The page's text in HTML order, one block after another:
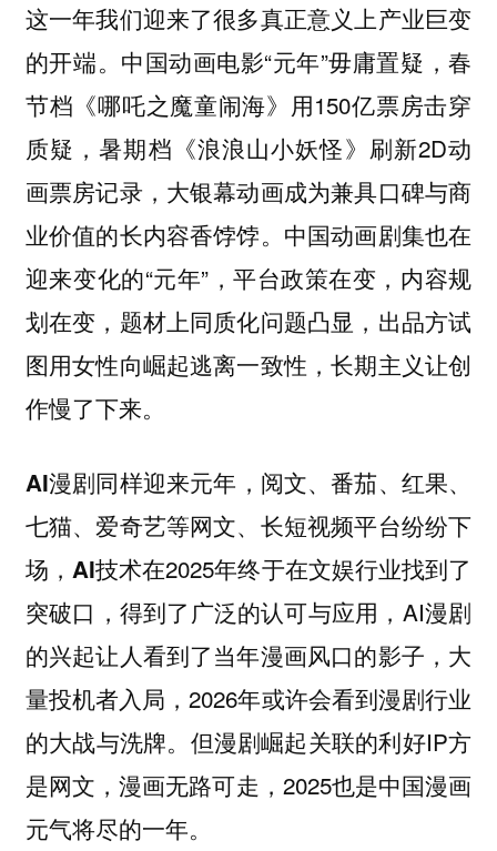
这一年我们迎来了很多真正意义上产业巨变
的开端。 中国动画电影“元年”毋庸置疑，春
节档《哪吒之魔童闹海》用150亿票房击穿
质疑，暑期档《浪浪山小妖怪》刷新2D动
画票房记录，大银幕动画成为兼具口碑与商
业价值的长内容香饽饽。 中国动画剧集也在
迎来变化的“元年”，平台政策在变，内容规
划在变，题材上同质化问题凸显，出品方试
图用女性向崛起逃离一致性，长期主义让创
作慢了下来。
AI漫剧同样迎来元年，阅文、番茄、红果、
七猫、爱奇艺等网文、长短视频平台纷纷下
场， AI技术在2025年终于在文娱行业找到了
突破口，得到了广泛的认可与应用，AI漫剧
的兴起让人看到了当年漫画风口的影子，大
量投机者入局，2026年或许会看到漫剧行业
的大战与洗牌。但漫剧崛起关联的利好IP方
是网文，漫画无路可走，2025也是中国漫画
元气将尽的一年。